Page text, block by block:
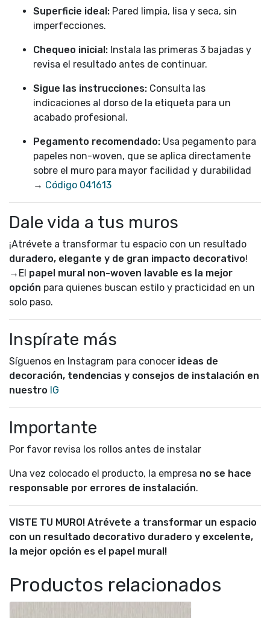
Superficie ideal: Pared limpia, lisa y seca, sin
imperfecciones.
Chequeo inicial: Instala las primeras 3 bajadas y
revisa el resultado antes de continuar.
Sigue las instrucciones: Consulta las
indicaciones al dorso de la etiqueta para un
acabado profesional.
Pegamento recomendado: Usa pegamento para
papeles non-woven, que se aplica directamente
sobre el muro para mayor facilidad y durabilidad
→ Código 041613
Dale vida a tus muros
¡Atrévete a transformar tu espacio con un resultado
duradero, elegante y de gran impacto decorativo!
→El papel mural non-woven lavable es la mejor
opción para quienes buscan estilo y practicidad en un
solo paso.
Inspírate más
Síguenos en Instagram para conocer ideas de
decoración, tendencias y consejos de instalación en
nuestro IG
Importante
Por favor revisa los rollos antes de instalar
Una vez colocado el producto, la empresa no se hace
responsable por errores de instalación.
VISTE TU MURO! Atrévete a transformar un espacio
con un resultado decorativo duradero y excelente,
la mejor opción es el papel mural!
Productos relacionados